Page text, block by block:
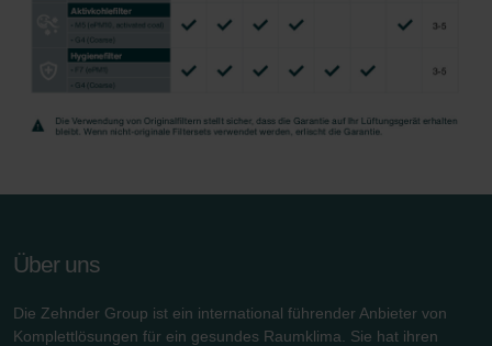
Zehnder Group İç Mekan İklimlendirme Sanayi ve Ticaret
Limitet Şirketi: Web Sitesi Çerezleri
Zehnder Group Nederland bv: Privacyverklaringen
Zehnder Group Sales International: Privacy Policy
Zehnder Group Schweiz AG: Datenschutz
Über uns
Die Zehnder Group ist ein international führender Anbieter von
Komplettlösungen für ein gesundes Raumklima. Sie hat ihren